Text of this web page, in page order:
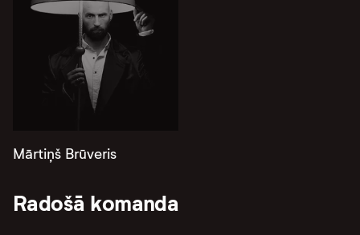
Mārtiņš Brūveris
Radošā komanda